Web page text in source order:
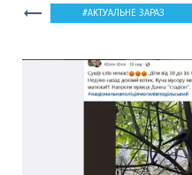
АКТУАЛЬНЕ ЗАРАЗ